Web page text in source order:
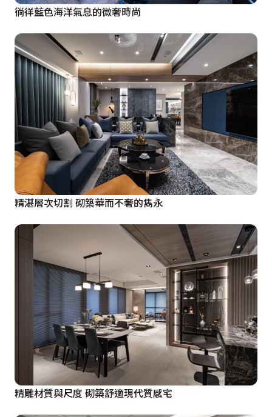
徜徉藍色海洋氣息的微奢時尚
精湛層次切割 砌築華而不奢的雋永
精雕材質與尺度 砌築舒適現代質感宅